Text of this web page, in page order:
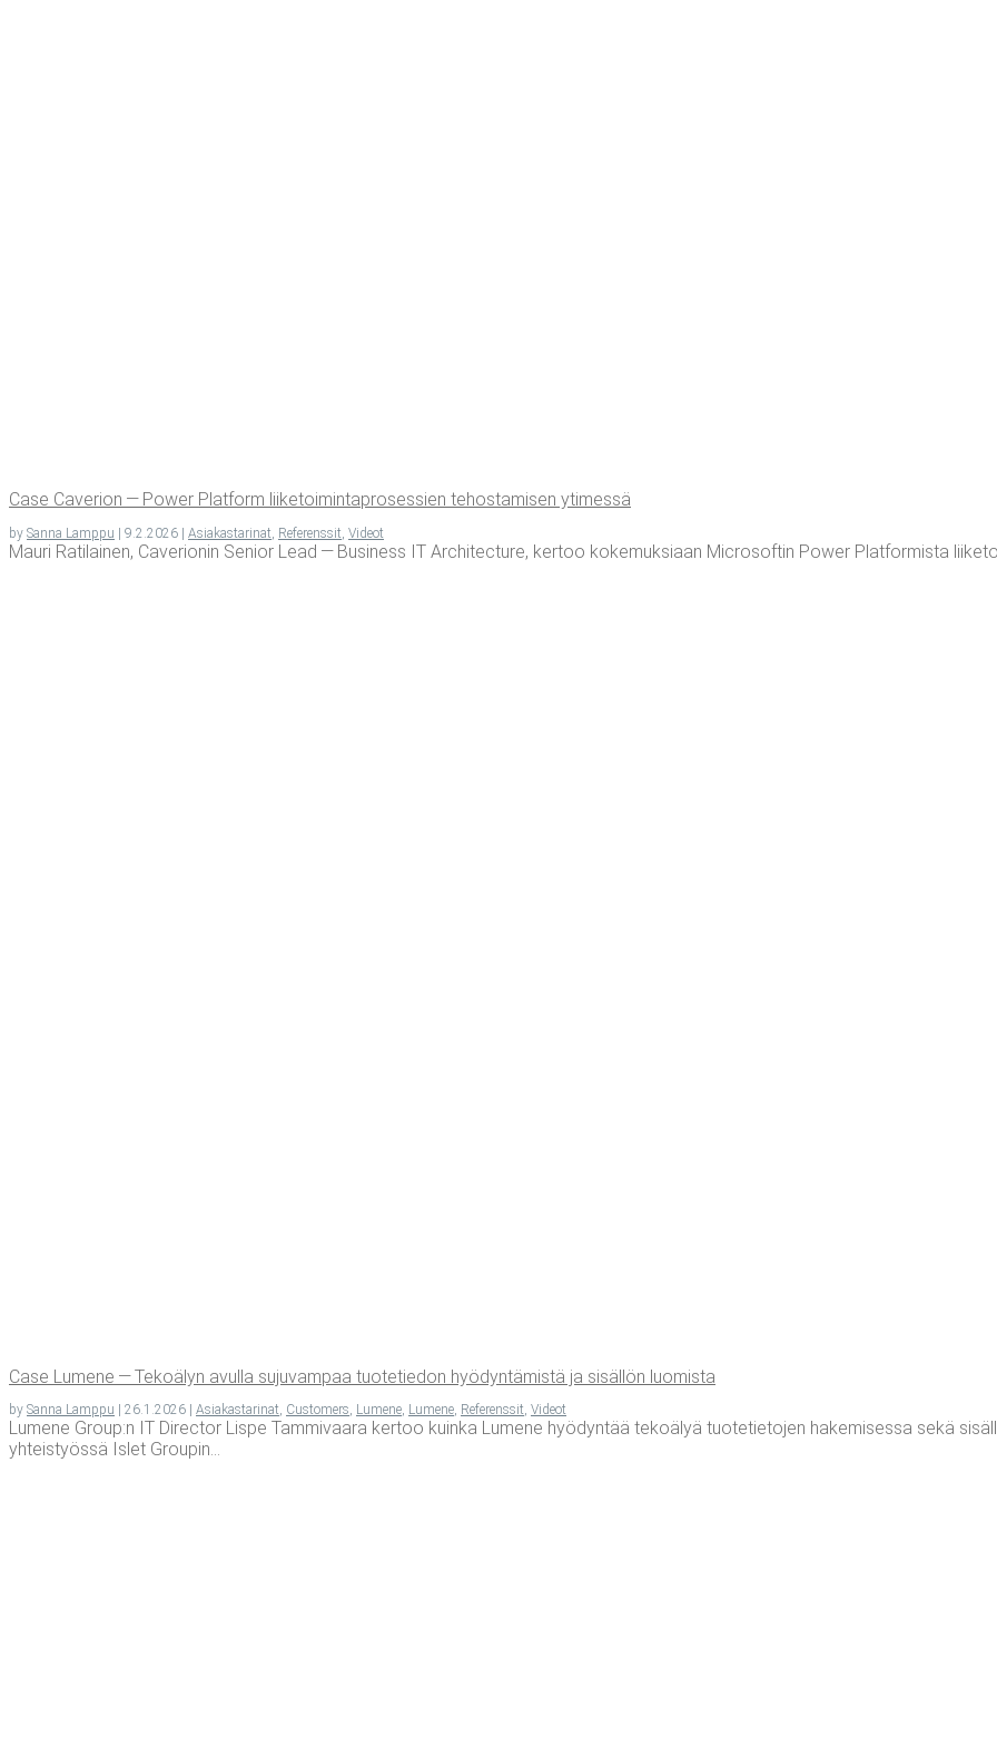
Case Cave­rion — Power Plat­form lii­ke­toi­min­ta­pro­ses­sien tehos­ta­mi­sen ytimessä
by Sanna Lamppu | 9.2.2026 | Asiakastarinat Referenssit Videot
Mau­ri Rati­lai­nen, Cave­rio­nin Senior Lead — Busi­ness IT Arc­hi­tec­tu­re, ker­too koke­muk­si­aan Mic­ro­sof­tin Power Plat­for­mis­ta
Case Lume­ne — Teko­ä­lyn avul­la suju­vam­paa tuo­te­tie­don hyö­dyn­tä­mis­tä ja sisäl­lön luomista
by Sanna Lamppu 26.1.2026 Asiakastarinat, Customers, Lumene, Lumene, Referenssit, Videot
Lumene Group:n IT Director Lispe Tammivaara kertoo kuinka Lumene hyödyntää tekoälyä tuotetietojen hakemisessa sekä
yhteistyössä Islet Groupin...